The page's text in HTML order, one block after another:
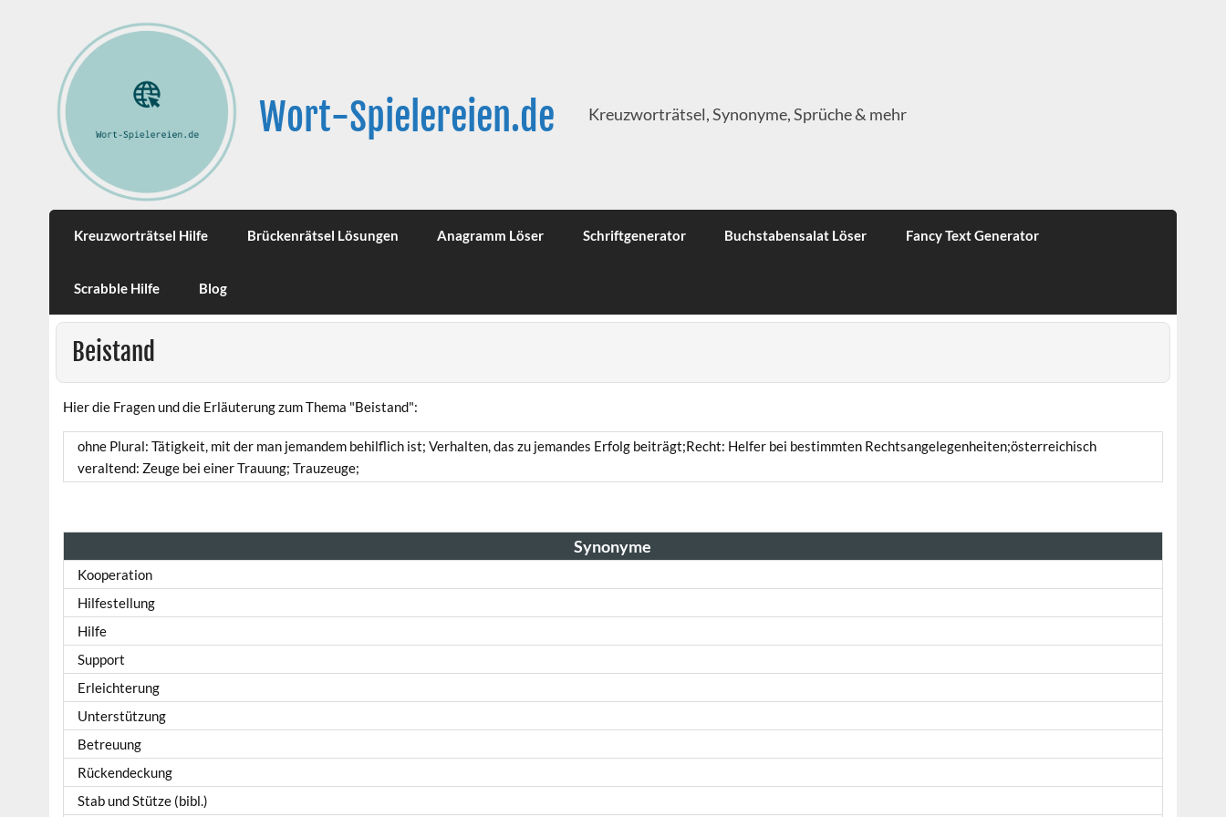
Wort-Spielereien.de Kreuzworträtsel, Synonyme, Sprüche & mehr
Kreuzworträtsel Hilfe Brückenrätsel Lösungen Anagramm Löser Schriftgenerator Buchstabensalat Löser Fancy Text Generator
Scrabble Hilfe Blog
Beistand
Hier die Fragen und die Erläuterung zum Thema "Beistand":
ohne Plural: Tätigkeit, mit der man jemandem behilflich ist; Verhalten, das zu jemandes Erfolg beiträgt;Recht: Helfer bei bestimmten Rechtsangelegenheiten;österreichisch
veraltend: Zeuge bei einer Trauung; Trauzeuge;
Synonyme
Kooperation
Hilfestellung
Hilfe
Support
Erleichterung
Unterstützung
Betreuung
Rückendeckung
Stab und Stütze (bibl.)